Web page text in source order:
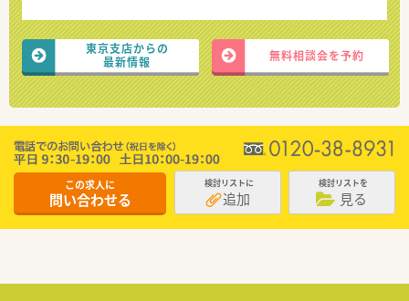
東京支店からの
最新情報
無料相談会を予約
この求人に
問い合わせる
検討リストに
追加
検討リストを
見る